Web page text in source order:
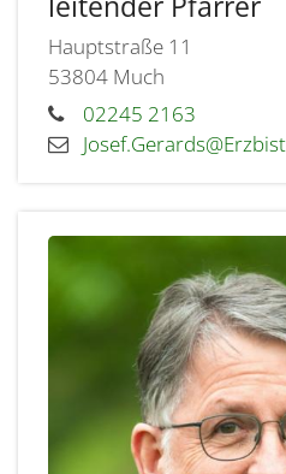
Hauptstraße 11
53804 Much
02245 2163